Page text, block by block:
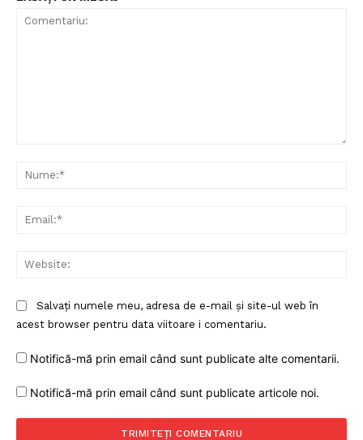
Salvați numele meu, adresa de e-mail și site-ul web în
acest browser pentru data viitoare i comentariu.
Notifică-mă prin email când sunt publicate alte comentarii.
Notifică-mă prin email când sunt publicate articole noi.